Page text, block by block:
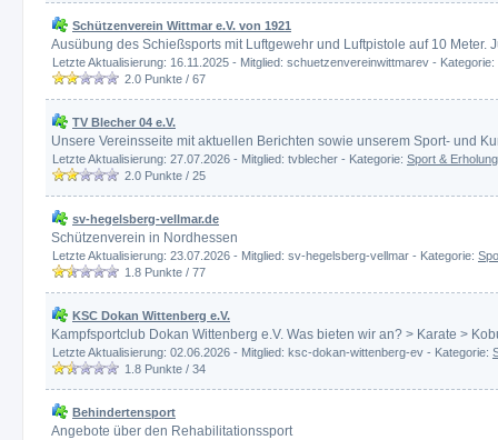
Schützenverein Wittmar e.V. von 1921
Ausübung des Schießsports mit Luftgewehr und Luftpistole auf 10
Letzte Aktualisierung: 16.11.2025 - Mitglied: schuetzenvereinwittmarev - Kategorie:
2.0 Punkte / 67
TV Blecher 04 e.V.
Unsere Vereinsseite mit aktuellen Berichten sowie unserem Sport- und
Letzte Aktualisierung: 27.07.2026 - Mitglied: tvblecher - Kategorie: Sport & Erholung
2.0 Punkte / 25
sv-hegelsberg-vellmar.de
Schützenverein in Nordhessen
Letzte Aktualisierung: 23.07.2026 - Mitglied: sv-hegelsberg-vellmar - Kategorie:
1.8 Punkte / 77
KSC Dokan Wittenberg e.V.
Kampfsportclub Dokan Wittenberg e.V. Was bieten wir an? > Karate >
Letzte Aktualisierung: 02.06.2026 - Mitglied: ksc-dokan-wittenberg-ev - Kategorie:
1.8 Punkte / 34
Behindertensport
Angebote über den Rehabilitationssport